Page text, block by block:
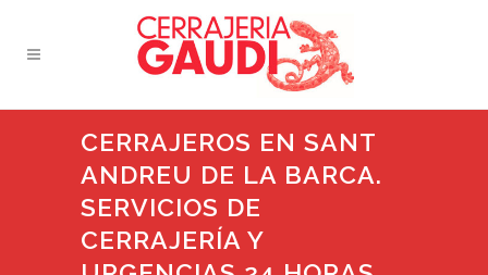
CERRAJEROS EN SANT
ANDREU DE LA BARCA.
SERVICIOS DE
CERRAJERÍA Y